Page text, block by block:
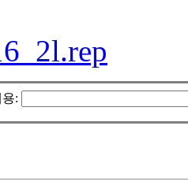
용: